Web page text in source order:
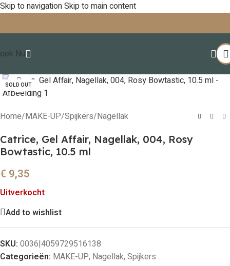
Skip to navigationSkip to main content
Nu
SOLD OUTClick to enlarge
Home/MAKE-UP/Spijkers/Nagellak
Catrice, Gel Affair, Nagellak, 004, Rosy
Bowtastic, 10.5 ml
€ 9,35
Uitverkocht
Add to wishlist
SKU: 0036|4059729516138
Categorieën: MAKE-UP, Nagellak, Spijkers